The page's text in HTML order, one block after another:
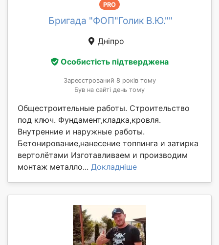
PRO
Бригада "ФОП"Голик В.Ю.""
Дніпро
Особистість підтверджена
Зареєстрований 8 років тому
Був на сайті день тому
Общестроительные работы. Строительство
под ключ. Фундамент,кладка,кровля.
Внутренние и наружные работы.
Бетонирование,нанесение топпинга и затирка
вертолётами Изготавливаем и производим
монтаж металло... Докладніше